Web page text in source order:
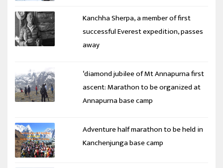
Kanchha Sherpa, a member of first
successful Everest expedition, passes
away
‘diamond jubilee of Mt Annapurna first
ascent: Marathon to be organized at
Annapurna base camp
Adventure half marathon to be held in
Kanchenjunga base camp